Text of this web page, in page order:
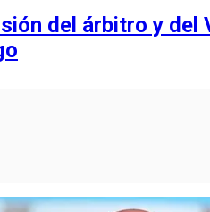
del árbitro y